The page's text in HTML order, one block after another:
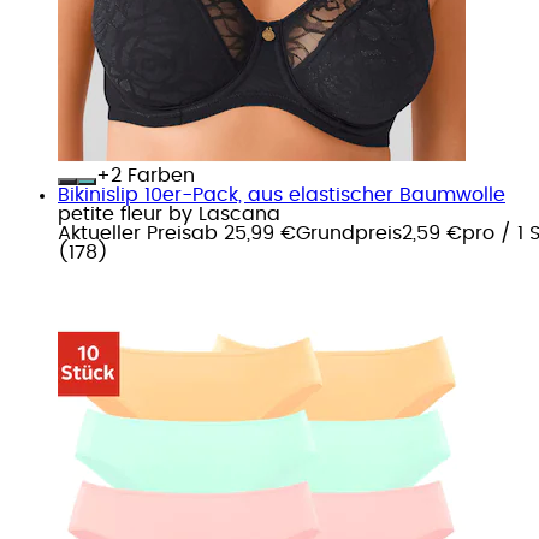
+
Farben
Bikinislip 10er-Pack, aus elastischer Baumwolle
petite fleur by Lascana
Aktueller Preisab 25,99 €Grundpreis2,59 €pro / 1
( 178 )